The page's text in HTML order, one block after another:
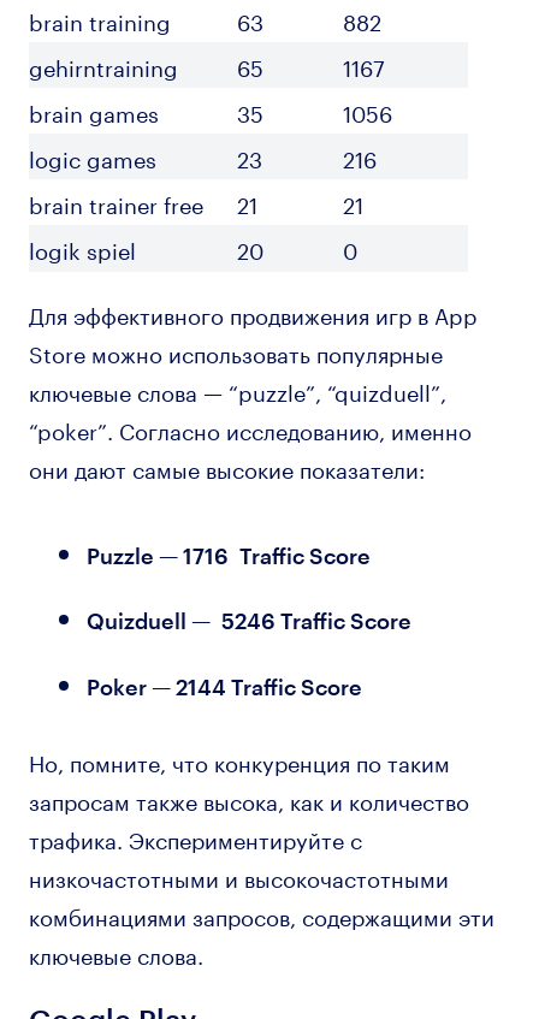
brain training
63
882
gehirntraining
65
1167
brain games
35
1056
logic games
23
216
brain trainer free
21
21
logik spiel
20
0
Для эффективного продвижения игр в App
Store можно использовать популярные
ключевые слова — “puzzle”, “quizduell”,
“poker”. Согласно исследованию, именно
они дают самые высокие показатели:
Puzzle — 1716 Traffic Score
Quizduell — 5246 Traffic Score
Poker — 2144 Traffic Score
Но, помните, что конкуренция по таким
запросам также высока, как и количество
трафика. Экспериментируйте с
низкочастотными и высокочастотными
комбинациями запросов, содержащими эти
ключевые слова.